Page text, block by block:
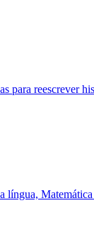
para reescrever
língua,